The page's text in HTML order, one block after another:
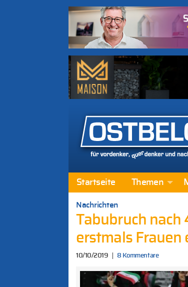
Startseite Themen
Nachrichten
Tabubruch nach
erstmals Frauen
10/10/2019 8 Kommentare